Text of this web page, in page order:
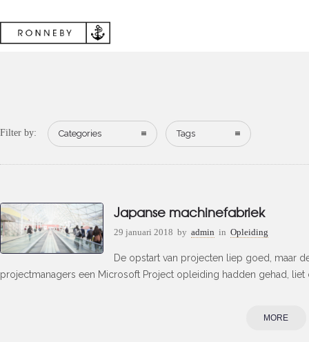
Filter by: Categories Tags
Japanse machinefabriek
29 januari 2018 by admin in Opleiding
De opstart van projecten liep goed, maar
projectmanagers een Microsoft Project opleiding hadden gehad, liet
MORE